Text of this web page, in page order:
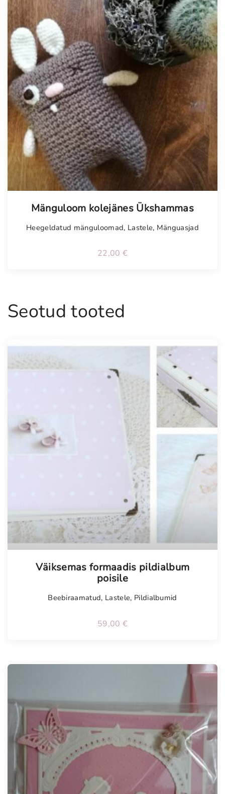
Mänguloom kolejänes Ükshammas
Heegeldatud mänguloomad, Lastele, Mänguasjad
22,00 €
Seotud tooted
Väiksemas formaadis pildialbum
poisile
Beebiraamatud, Lastele, Pildialbumid
59,00 €